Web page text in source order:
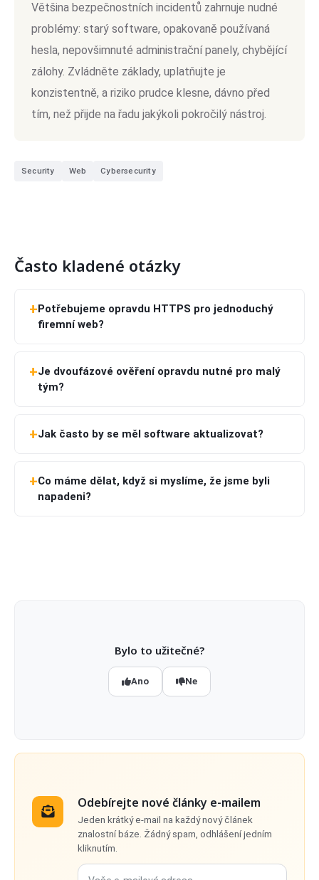
Většina bezpečnostních incidentů zahrnuje nudné
problémy: starý software, opakovaně používaná
hesla, nepovšimnuté administrační panely, chybějící
zálohy. Zvládněte základy, uplatňujte je
konzistentně, a riziko prudce klesne, dávno před
tím, než přijde na řadu jakýkoli pokročilý nástroj.
Security Web Cybersecurity
Často kladené otázky
Potřebujeme opravdu HTTPS pro jednoduchý
firemní web?
Je dvoufázové ověření opravdu nutné pro malý
tým?
Jak často by se měl software aktualizovat?
Co máme dělat, když si myslíme, že jsme byli
napadeni?
Bylo to užitečné?
Ano Ne
Odebírejte nové články e-mailem
Jeden krátký e-mail na každý nový článek
znalostní báze. Žádný spam, odhlášení jedním
kliknutím.
Vaše e-mailová adresa